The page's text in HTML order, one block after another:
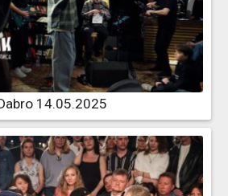
14.05.2025